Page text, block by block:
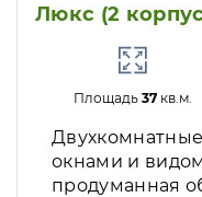
Люкс (2
Площадь 37кв.м.
окнами и
продуманная